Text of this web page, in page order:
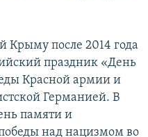
Крыму после 2014 года
праздник «День
Красной армии и
Германией. В
памяти и
над нацизмом во